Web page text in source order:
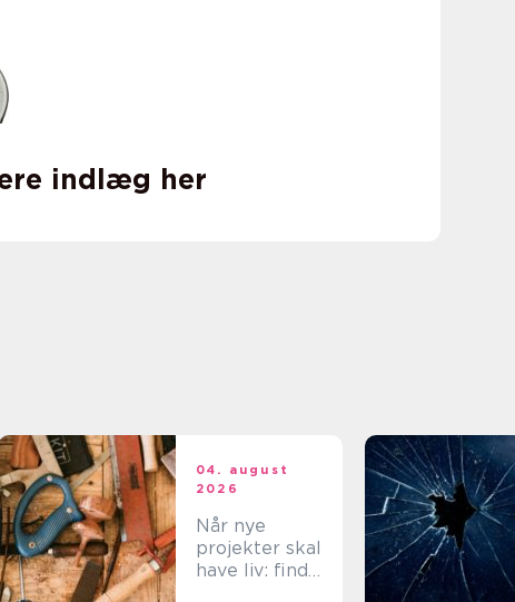
indlæg her
04. august
2026
Når nye
projekter skal
have liv: find